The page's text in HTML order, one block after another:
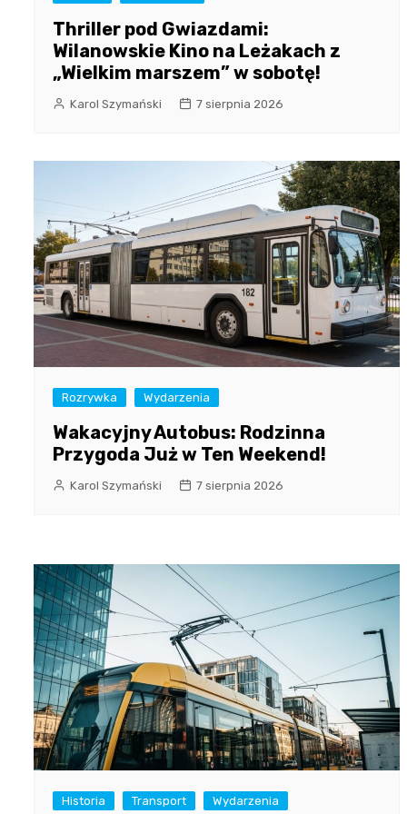
Thriller pod Gwiazdami:
Wilanowskie Kino na Leżakach z
„Wielkim marszem” w sobotę!
Karol Szymański 7 sierpnia 2026
Rozrywka Wydarzenia
Wakacyjny Autobus: Rodzinna
Przygoda Już w Ten Weekend!
Karol Szymański 7 sierpnia 2026
Historia Transport Wydarzenia